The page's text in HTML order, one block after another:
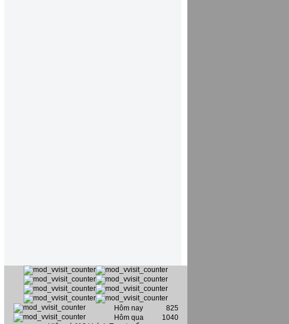
Hôm nay
825
Hôm qua
1040